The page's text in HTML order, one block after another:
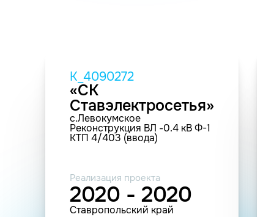
K_4090272
«СК
Ставэлектросетья»
с.Левокумское
Реконструкция ВЛ -0.4 кВ Ф-1
КТП 4/403 (ввода)
Реализация проекта
2020 - 2020
Ставропольский край